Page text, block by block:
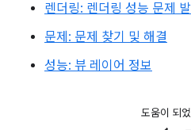
렌더링: 렌더링 성능 문제
문제: 문제 찾기 및 해결
성능: 뷰 레이어 정보
도움이 되